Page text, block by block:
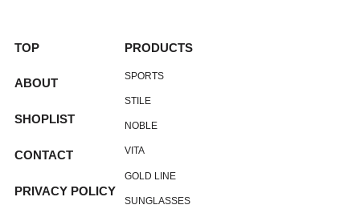
TOP
ABOUT
SHOPLIST
CONTACT
PRIVACY POLICY
PRODUCTS
SPORTS
STILE
NOBLE
VITA
GOLD LINE
SUNGLASSES